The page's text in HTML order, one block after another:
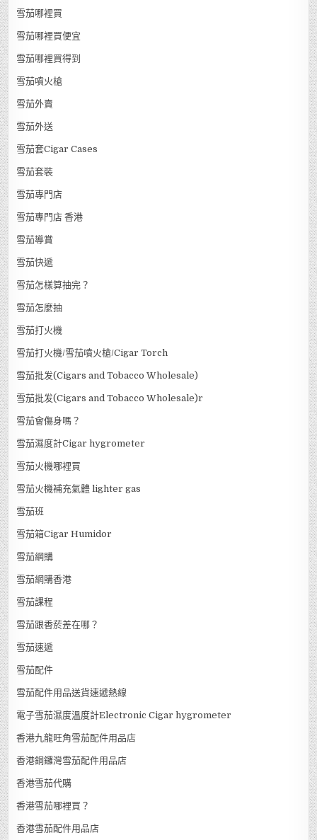
雪茄哪裡買
雪茄哪裡買便宜
雪茄哪裡買得到
雪茄噴火槍
雪茄外賣
雪茄外送
雪茄套Cigar Cases
雪茄套裝
雪茄專門店
雪茄專門店 香港
雪茄導賞
雪茄快遞
雪茄怎樣算抽完？
雪茄怎麼抽
雪茄打火機
雪茄打火機/雪茄噴火槍/Cigar Torch
雪茄批发(Cigars and Tobacco Wholesale)
雪茄批发(Cigars and Tobacco Wholesale)r
雪茄會傷身嗎？
雪茄濕度計Cigar hygrometer
雪茄火機哪裡買
雪茄火機補充氣體 lighter gas
雪茄班
雪茄箱Cigar Humidor
雪茄網購
雪茄網購香港
雪茄課程
雪茄跟香菸差在哪？
雪茄速遞
雪茄配件
雪茄配件用品送貨速遞熱線
電子雪茄濕度溫度計Electronic Cigar hygrometer
香港九龍旺角雪茄配件用品店
香港銅鑼灣雪茄配件用品店
香港雪茄代購
香港雪茄哪裡買？
香港雪茄配件用品店